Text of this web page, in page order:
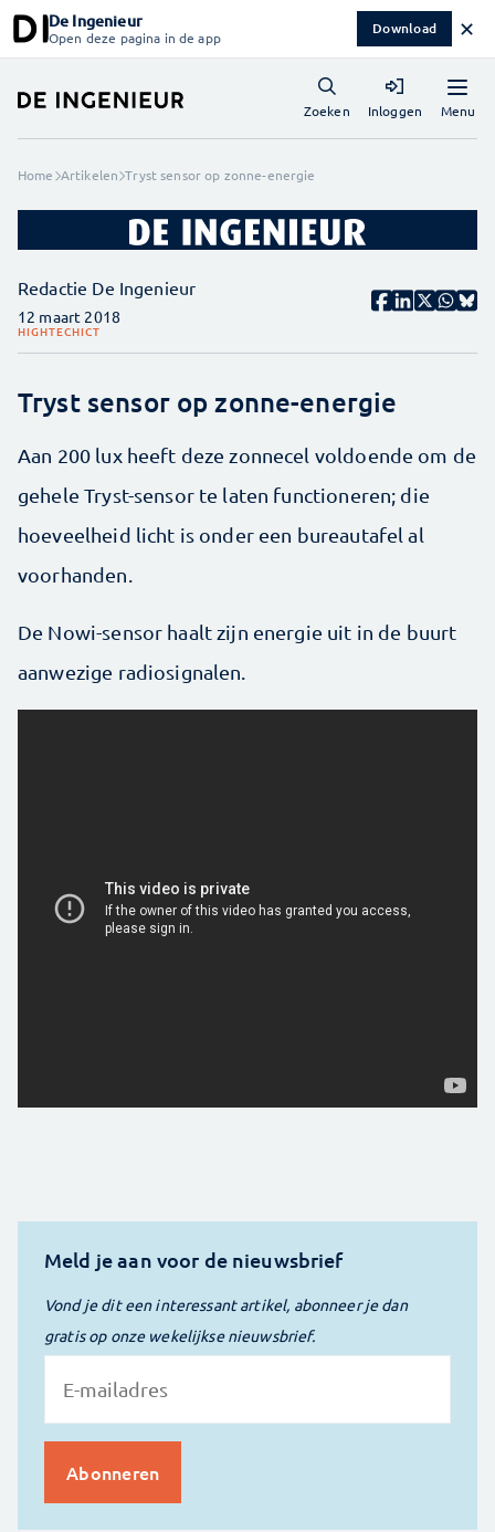
De Ingenieur
Open deze pagina in de app Download ✕
Menu
Zoeken Inloggen
Home Artikelen Tryst sensor op zonne-energie
Redactie De Ingenieur
12 maart 2018
HIGHTECHICT
Tryst sensor op zonne-energie
Aan 200 lux heeft deze zonnecel voldoende om de
gehele Tryst-sensor te laten functioneren; die
hoeveelheid licht is onder een bureautafel al
voorhanden.
De Nowi-sensor haalt zijn energie uit in de buurt
aanwezige radiosignalen.
Meld je aan voor de nieuwsbrief
Vond je dit een interessant artikel, abonneer je dan
gratis op onze wekelijkse nieuwsbrief.